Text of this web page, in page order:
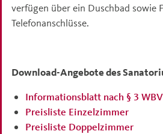
verfügen über ein Duschbad sowie
Telefonanschlüsse.
Download-Angebote des
Informationsblatt nach § 3
Preisliste Einzelzimmer
Preisliste Doppelzimmer